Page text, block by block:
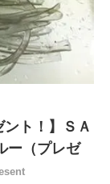
ント！】ＳＡ
ー（プレゼ